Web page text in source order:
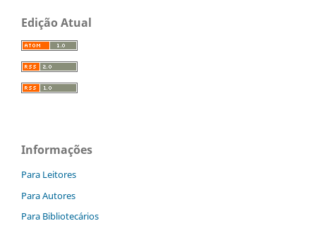
Edição Atual
Informações
Para Leitores
Para Autores
Para Bibliotecários